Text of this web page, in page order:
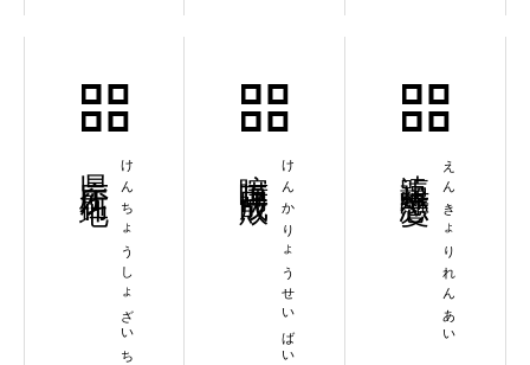
けんちょうしょざいち けんかりょうせいばい えんきょりれんあい